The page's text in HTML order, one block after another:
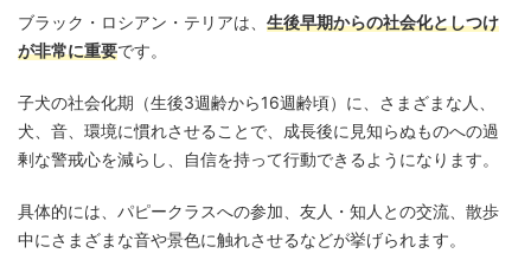
ブラック・ロシアン・テリアは、 生後早期からの社会化としつけ
が非常に重要です。
子犬の社会化期（生後3週齢から16週齢頃）に、さまざまな人、
犬、音、環境に慣れさせることで、成長後に見知らぬものへの過
剰な警戒心を減らし、自信を持って行動できるようになります。
具体的には、パピークラスへの参加、友人・知人との交流、散歩
中にさまざまな音や景色に触れさせるなどが挙げられます。